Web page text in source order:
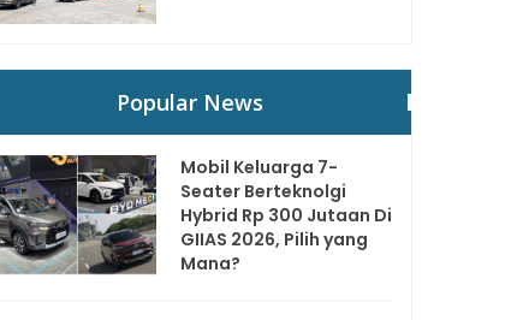
Popular News
Mobil Keluarga 7-
Seater Berteknolgi
Hybrid Rp 300 Jutaan Di
GIIAS 2026, Pilih yang
Mana?